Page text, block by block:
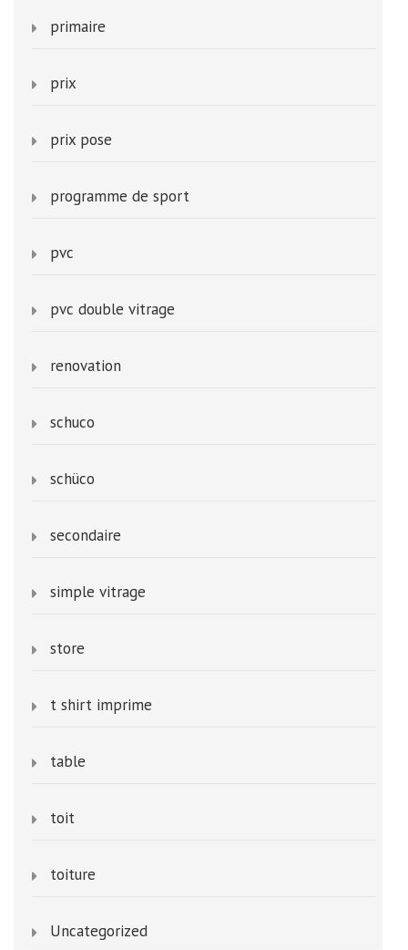
primaire
prix
prix pose
programme de sport
pvc
pvc double vitrage
renovation
schuco
schüco
secondaire
simple vitrage
store
t shirt imprime
table
toit
toiture
Uncategorized